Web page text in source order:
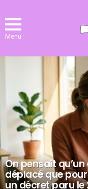
Menu
On pensait
déplacé que
un décret paru